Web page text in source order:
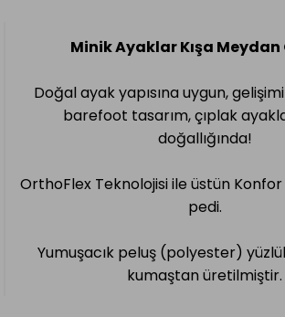
Minik Ayaklar Kışa Meydan
Doğal ayak yapısına uygun,
barefoot tasarım, çıplak
doğallığında!
OrthoFlex Teknolojisi ile üstün
pedi.
Yumuşacık peluş (polyester)
kumaştan üretilmiştir.